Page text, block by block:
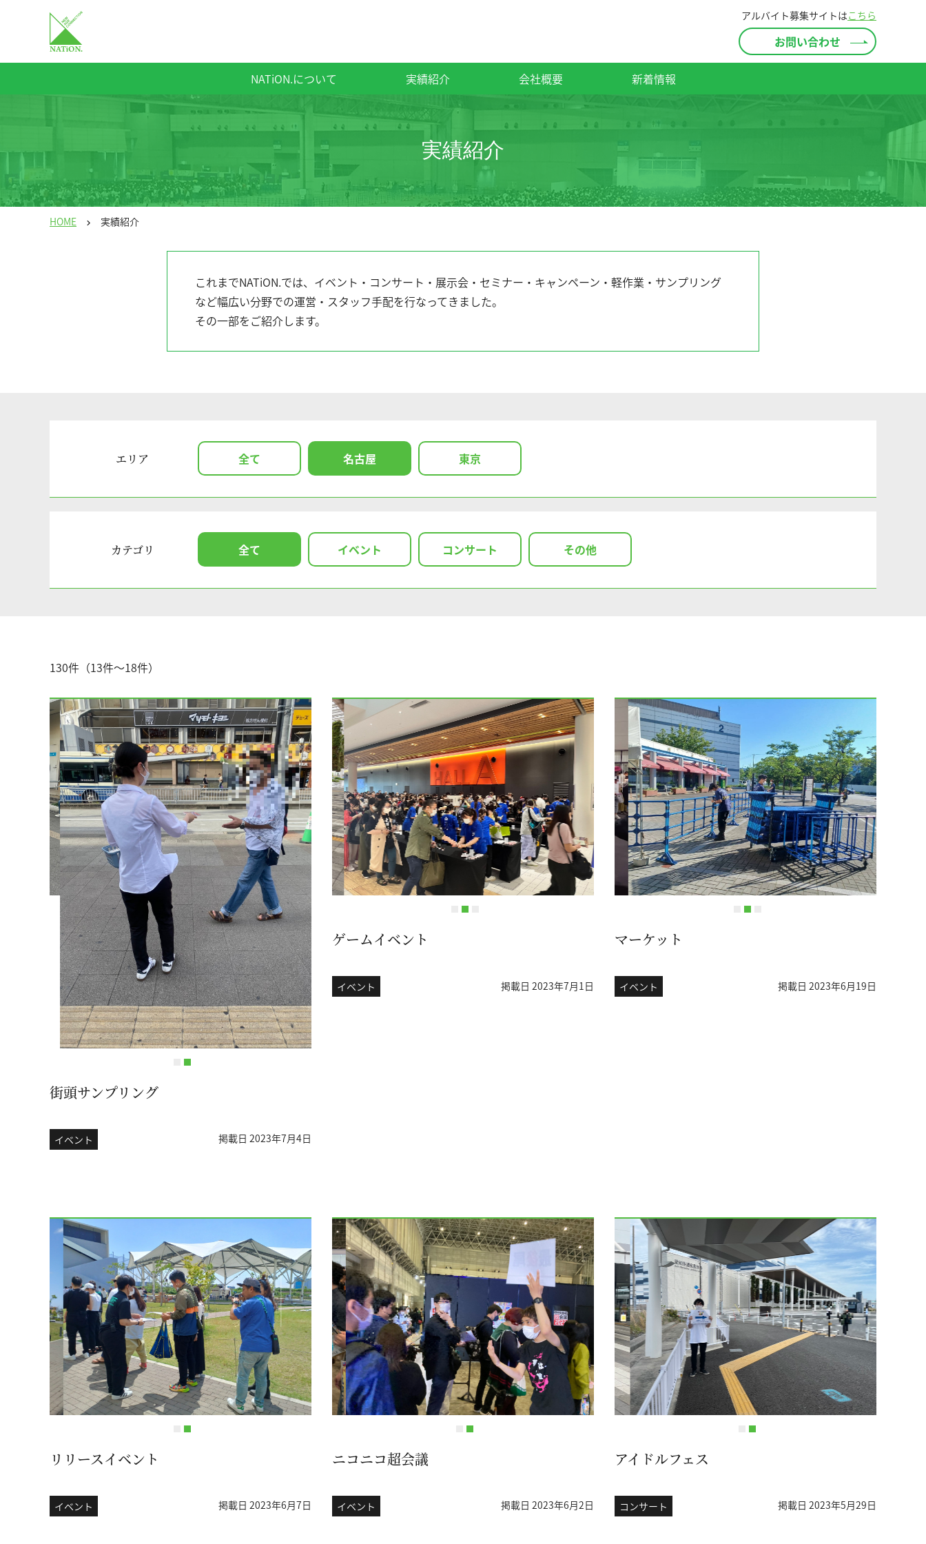
アルバイト募集サイトはこちら
お問い合わせ
NATiON.について 実績紹介 会社概要 新着情報
実績紹介
HOME chevron_right 実績紹介
これまでNATiON.では、イベント・コンサート・展示会・セミナー・キャンペーン・軽作業・サンプリング
など幅広い分野での運営・スタッフ手配を行なってきました。
その一部をご紹介します。
エリア 全て 名古屋 東京
カテゴリ 全て イベント コンサート その他
130件（13件～18件）
街頭サンプリング
イベント 掲載日 2023年7月4日
ゲームイベント
イベント 掲載日 2023年7月1日
マーケット
イベント 掲載日 2023年6月19日
リリースイベント
イベント 掲載日 2023年6月7日
ニコニコ超会議
イベント 掲載日 2023年6月2日
アイドルフェス
コンサート 掲載日 2023年5月29日